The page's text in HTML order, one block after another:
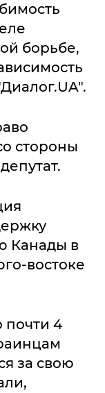
борьбе,
стороны
Канады в
востоке
4
за свою